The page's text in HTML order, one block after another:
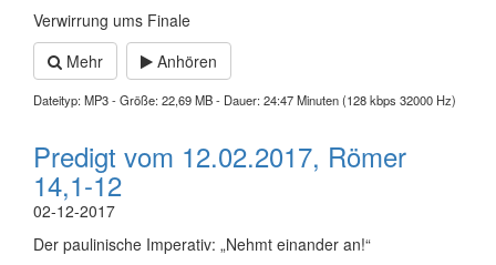
Verwirrung ums Finale
Mehr
Anhören
Dateityp: MP3 - Größe: 22,69 MB - Dauer: 24:47 Minuten (128 kbps 32000 Hz)
Predigt vom 12.02.2017, Römer
14,1-12
02-12-2017
Der paulinische Imperativ: „Nehmt einander an!“